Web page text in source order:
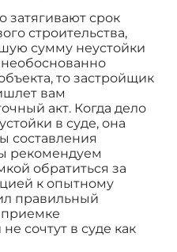
затягивают срок
строительства,
сумму неустойки
то застройщик
вам
акт. Когда дело
в суде, она
составления
рекомендуем
обратиться за
к опытному
правильный
сочтут в суде как